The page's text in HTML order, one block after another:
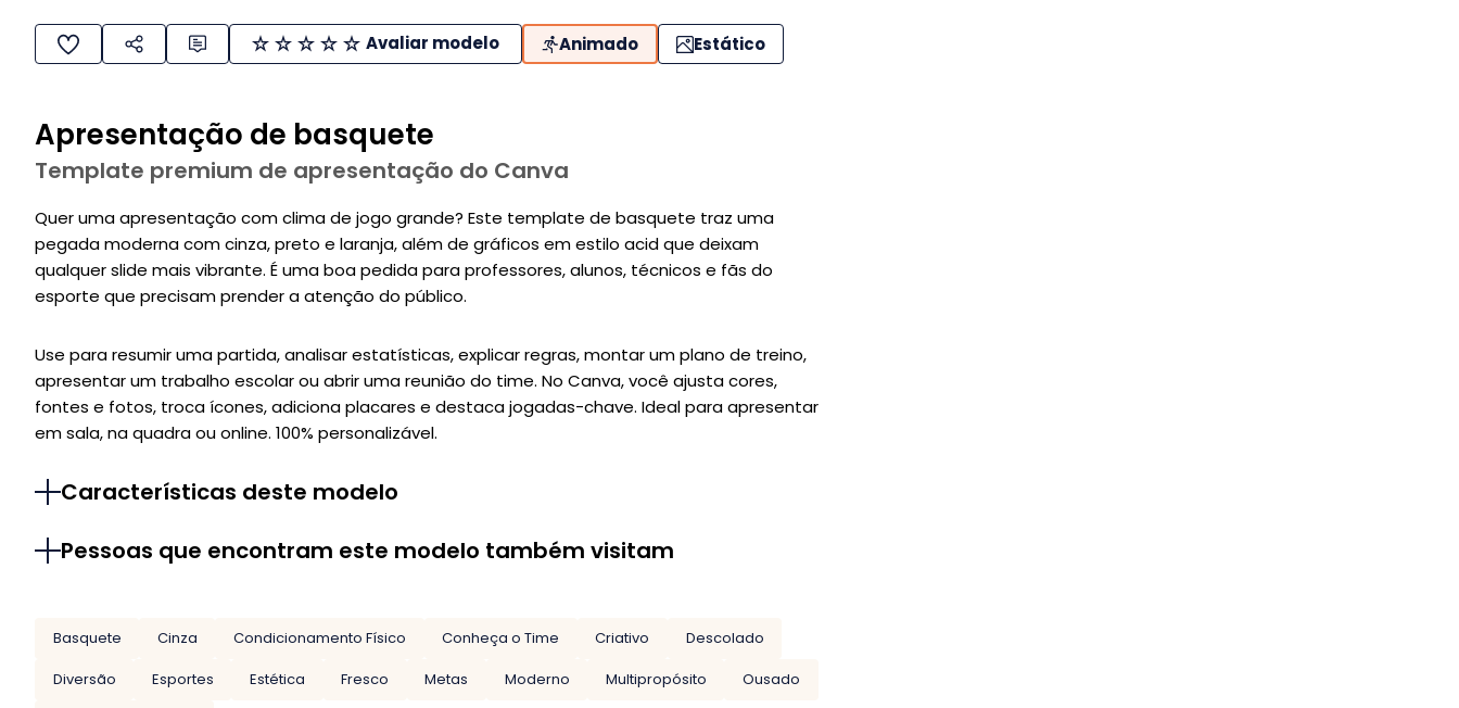
Avaliar modelo Animado Estático
Apresentação de basquete
Template premium de apresentação do Canva
Quer uma apresentação com clima de jogo grande? Este template de basquete traz uma
pegada moderna com cinza, preto e laranja, além de gráficos em estilo acid que deixam
qualquer slide mais vibrante. É uma boa pedida para professores, alunos, técnicos e fãs do
esporte que precisam prender a atenção do público.
Use para resumir uma partida, analisar estatísticas, explicar regras, montar um plano de treino,
apresentar um trabalho escolar ou abrir uma reunião do time. No Canva, você ajusta cores,
fontes e fotos, troca ícones, adiciona placares e destaca jogadas-chave. Ideal para apresentar
em sala, na quadra ou online. 100% personalizável.
Características deste modelo
Pessoas que encontram este modelo também visitam
Basquete Cinza Condicionamento Físico Conheça o Time Criativo
Descolado
Diversão
Esportes Estética Fresco Metas Moderno Multipropósito
Ousado